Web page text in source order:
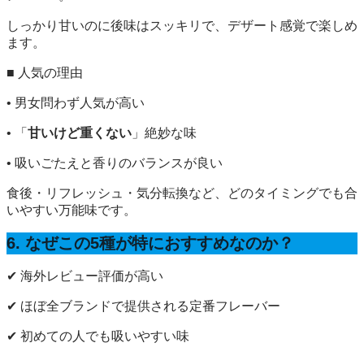
しっかり甘いのに後味はスッキリで、デザート感覚で楽しめ
ます。
■ 人気の理由
• 男女問わず人気が高い
• 「 甘いけど重くない 」絶妙な味
• 吸いごたえと香りのバランスが良い
食後・リフレッシュ・気分転換など、どのタイミングでも合
いやすい万能味です。
6. なぜこの5種が特におすすめなのか？
✔ 海外レビュー評価が高い
✔ ほぼ全ブランドで提供される定番フレーバー
✔ 初めての人でも吸いやすい味